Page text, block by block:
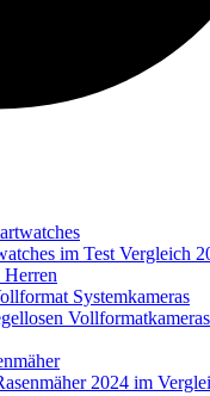
im Test Vergleich
2024 im